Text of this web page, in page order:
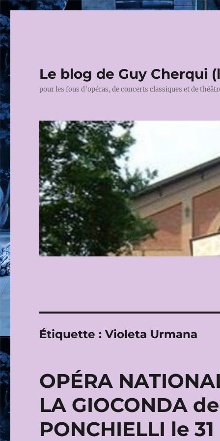
Le blog de Guy Cherqui
pour les fous d’opéras, de concerts classiques et de
Étiquette :Violeta Urmana
OPÉRA
LA GIOCONDA
PONCHIELLI le